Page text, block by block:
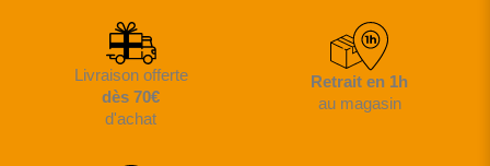
Livraison offerte
dès 70€
d'achat
Retrait en 1h
au magasin